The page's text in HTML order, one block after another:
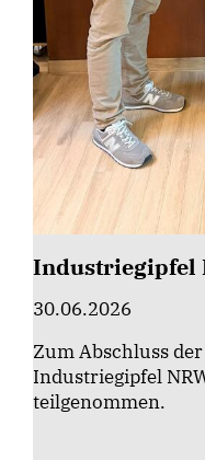
Industriegipfel
30.06.2026
Zum Abschluss
Industriegipfel
teilgenommen.